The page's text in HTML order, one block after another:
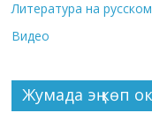
Литература на русском
Видео
Жумада эң көп